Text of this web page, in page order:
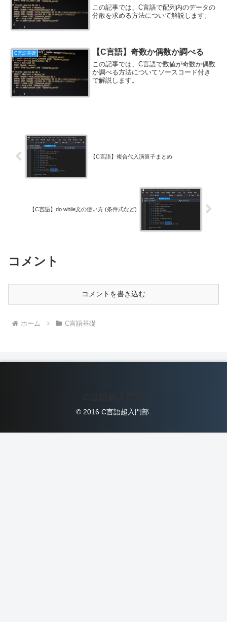
この記事では、C言語で配列内のデータの
分散を求める方法について解説します。
C言語基礎 【C言語】奇数か偶数か調べる
この記事では、C言語で数値が奇数か偶数
か調べる方法についてソースコード付き
で解説します。
【C言語】複合代入演算子まとめ
【C言語】do while文の使い方 (条件式など)
コメント
コメントを書き込む
ホーム C言語基礎
© 2016 C言語超入門部.